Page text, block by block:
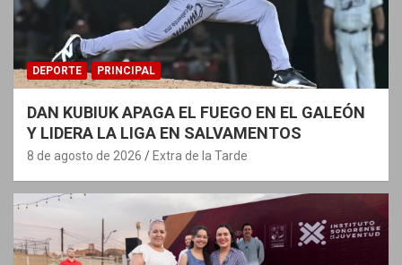
DEPORTE PRINCIPAL
DAN KUBIUK APAGA EL FUEGO EN EL GALEÓN
Y LIDERA LA LIGA EN SALVAMENTOS
8 de agosto de 2026 Extra de la Tarde